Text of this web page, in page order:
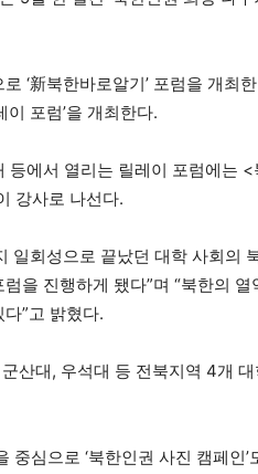
‘新북한바로알기’ 포럼을 개최
포럼’을 개최한다.
등에서 열리는 릴레이 포럼에는
강사로 나선다.
일회성으로 끝났던 대학 사회의
을 진행하게 됐다”며 “북한의
”고 밝혔다.
산대, 우석대 등 전북지역 4개
중심으로 ‘북한인권 사진 캠페인